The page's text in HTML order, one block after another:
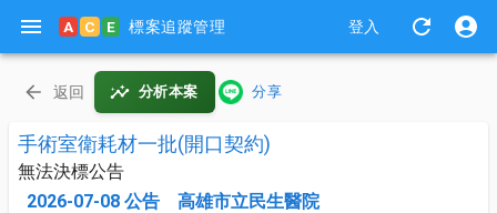
A C E 標案追蹤管理 登入
返回 分析本案 分享
手術室衛耗材一批(開口契約)
無法決標公告
2026-07-08 公告 高雄市立民生醫院